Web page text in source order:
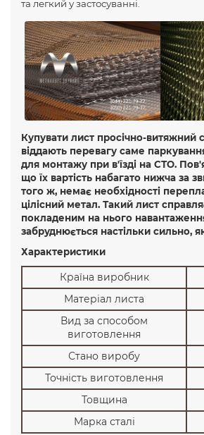
та легкий у застосуванні.
Купувати лист просічно-витяжний
віддають перевагу саме
для монтажу при в'їзді на СТО.
що їх вартість набагато нижча за
того ж, немає необхідності
цілісний метал. Такий лист
покладеним на нього
забруднюється настільки сильно, як
Характеристики
Країна виробник
Матеріал листа
Вид за способом
виготовлення
Стано виробу
Точність виготовлення
Товщина
Марка сталі